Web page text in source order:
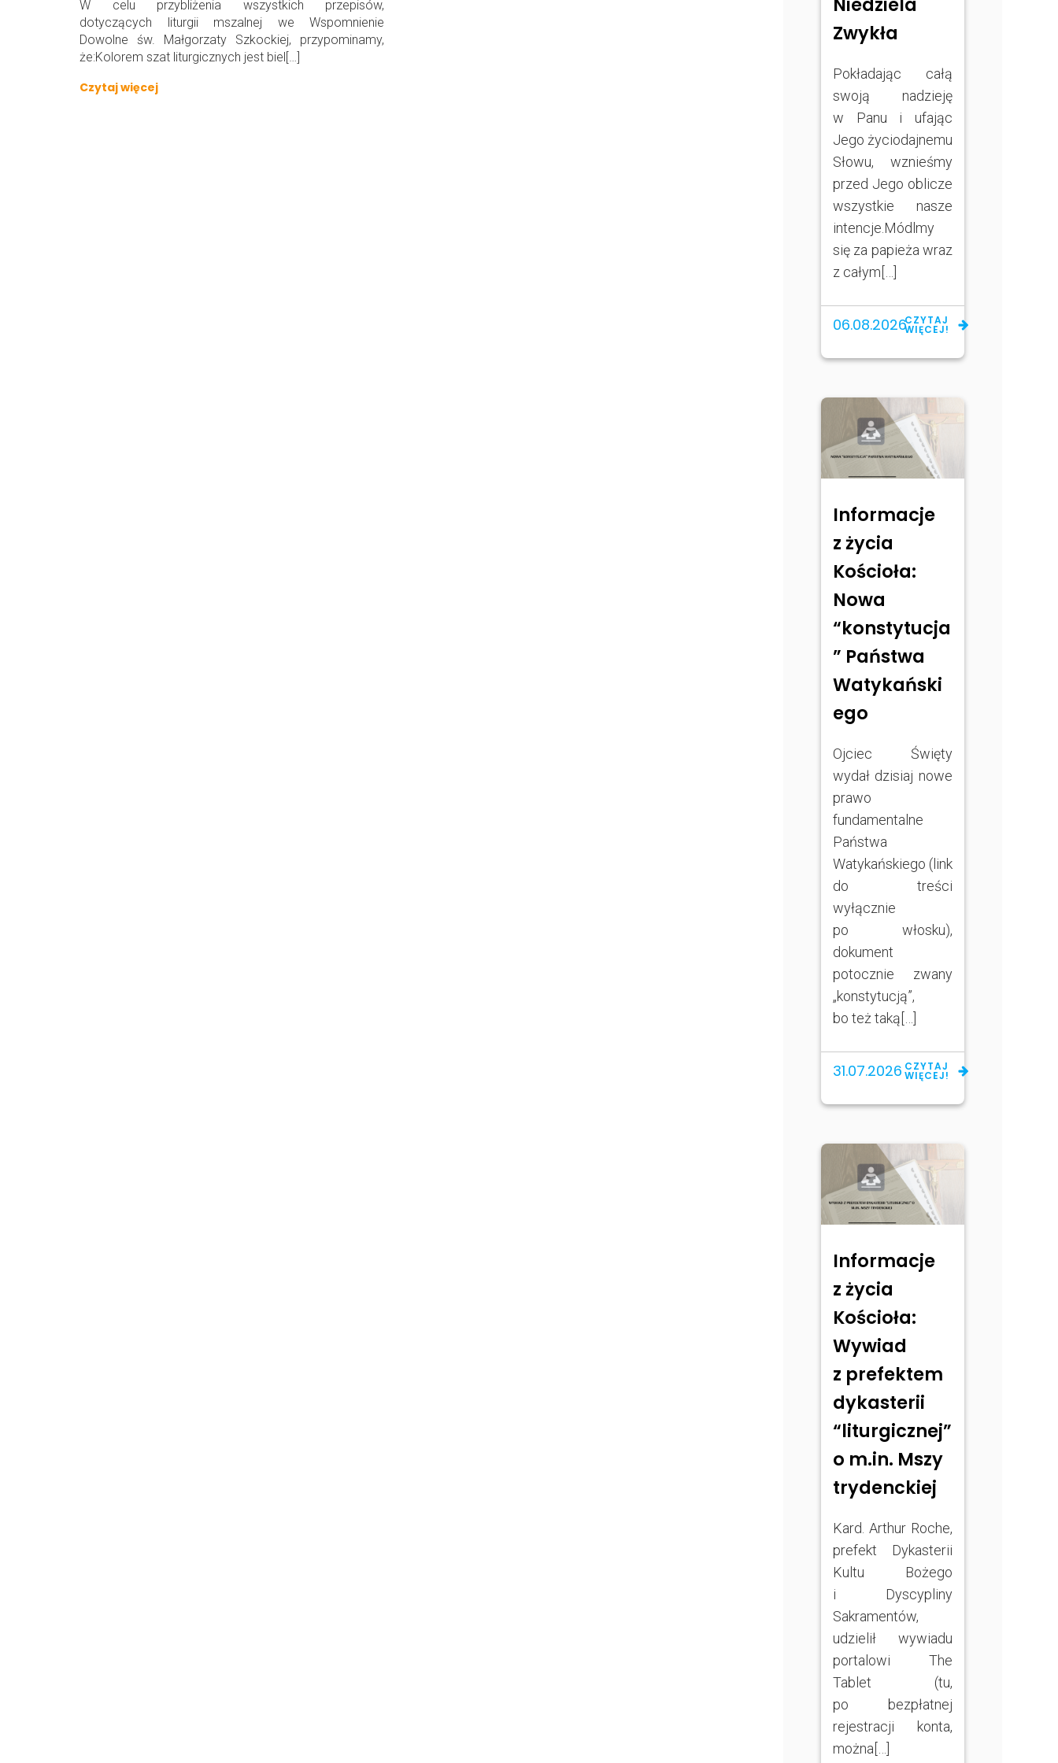
W celu przybliżenia wszystkich przepisów,
dotyczących liturgii mszalnej we Wspomnienie
Dowolne św. Małgorzaty Szkockiej, przypominamy,
że:Kolorem szat liturgicznych jest biel[…]
Czytaj więcej
Zwykła
Pokładając całą
swoją nadzieję
w Panu i ufając
Jego życiodajnemu
Słowu, wznieśmy
przed Jego oblicze
wszystkie nasze
intencje.Módlmy
się za papieża wraz
z całym[…]
06.08.2026CZYTAJ
WIĘCEJ!
Informacje
z życia
Kościoła:
Nowa
“konstytucja
” Państwa
Watykański
ego
Ojciec Święty
wydał dzisiaj nowe
prawo
fundamentalne
Państwa
Watykańskiego (link
do treści
wyłącznie
po włosku),
dokument
potocznie zwany
„konstytucją”,
bo też taką[…]
31.07.2026 CZYTAJ
WIĘCEJ!
Informacje
z życia
Kościoła:
Wywiad
z prefektem
dykasterii
“liturgicznej”
o m.in. Mszy
trydenckiej
Kard. Arthur Roche,
prefekt Dykasterii
Kultu Bożego
i Dyscypliny
Sakramentów,
udzielił wywiadu
portalowi The
Tablet (tu,
po bezpłatnej
rejestracji konta,
można[…]